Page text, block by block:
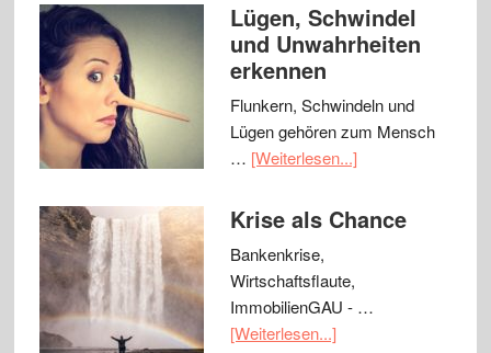
Lügen, Schwindel
und Unwahrheiten
erkennen
Flunkern, Schwindeln und
Lügen gehören zum Mensch
… [Weiterlesen...]
Krise als Chance
Bankenkrise,
Wirtschaftsflaute,
ImmobilienGAU - …
[Weiterlesen...]